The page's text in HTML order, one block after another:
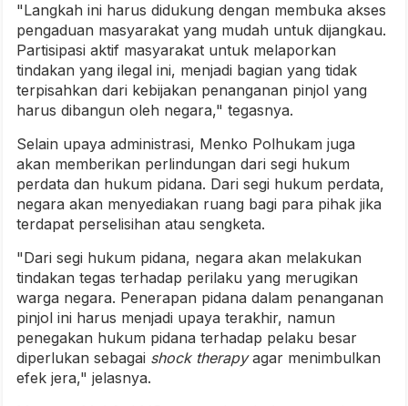
"Langkah ini harus didukung dengan membuka akses
pengaduan masyarakat yang mudah untuk dijangkau.
Partisipasi aktif masyarakat untuk melaporkan
tindakan yang ilegal ini, menjadi bagian yang tidak
terpisahkan dari kebijakan penanganan pinjol yang
harus dibangun oleh negara," tegasnya.
Selain upaya administrasi, Menko Polhukam juga
akan memberikan perlindungan dari segi hukum
perdata dan hukum pidana. Dari segi hukum perdata,
negara akan menyediakan ruang bagi para pihak jika
terdapat perselisihan atau sengketa.
"Dari segi hukum pidana, negara akan melakukan
tindakan tegas terhadap perilaku yang merugikan
warga negara. Penerapan pidana dalam penanganan
pinjol ini harus menjadi upaya terakhir, namun
penegakan hukum pidana terhadap pelaku besar
diperlukan sebagai shock therapyagar menimbulkan
efek jera," jelasnya.